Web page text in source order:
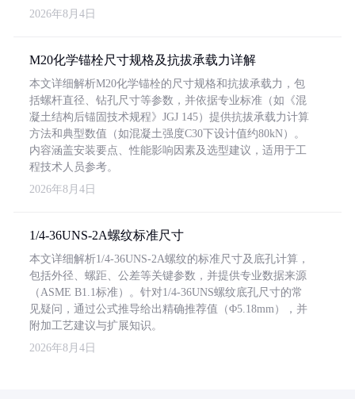
2026年8月4日
M20化学锚栓尺寸规格及抗拔承载力详解
本文详细解析M20化学锚栓的尺寸规格和抗拔承载力，包
括螺杆直径、钻孔尺寸等参数，并依据专业标准（如《混
凝土结构后锚固技术规程》JGJ 145）提供抗拔承载力计算
方法和典型数值（如混凝土强度C30下设计值约80kN）。
内容涵盖安装要点、性能影响因素及选型建议，适用于工
程技术人员参考。
2026年8月4日
1/4-36UNS-2A螺纹标准尺寸
本文详细解析1/4-36UNS-2A螺纹的标准尺寸及底孔计算，
包括外径、螺距、公差等关键参数，并提供专业数据来源
（ASME B1.1标准）。针对1/4-36UNS螺纹底孔尺寸的常
见疑问，通过公式推导给出精确推荐值（Φ5.18mm），并
附加工艺建议与扩展知识。
2026年8月4日